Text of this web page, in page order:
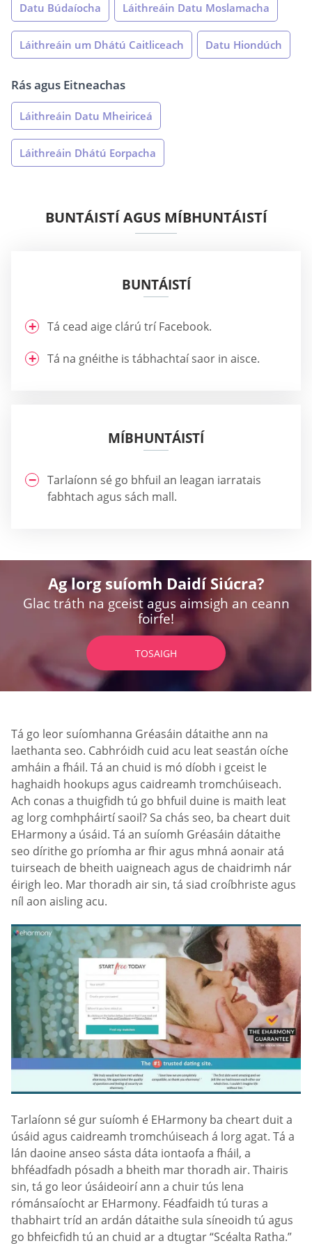
Datu Búdaíocha Láithreáin Datu Moslamacha
Láithreáin um Dhátú Caitliceach Datu Hiondúch
Rás agus Eitneachas
Láithreáin Datu Mheiriceá
Láithreáin Dhátú Eorpacha
BUNTÁISTÍ AGUS MÍBHUNTÁISTÍ
BUNTÁISTÍ
Tá cead aige clárú trí Facebook.
Tá na gnéithe is tábhachtaí saor in aisce.
MÍBHUNTÁISTÍ
Tarlaíonn sé go bhfuil an leagan iarratais
fabhtach agus sách mall.
Ag lorg suíomh Daidí Siúcra?
Glac tráth na gceist agus aimsigh an ceann
foirfe!
TOSAIGH
Tá go leor suíomhanna Gréasáin dátaithe ann na
laethanta seo. Cabhróidh cuid acu leat seastán oíche
amháin a fháil. Tá an chuid is mó díobh i gceist le
haghaidh hookups agus caidreamh tromchúiseach.
Ach conas a thuigfidh tú go bhfuil duine is maith leat
ag lorg comhpháirtí saoil? Sa chás seo, ba cheart duit
EHarmony a úsáid. Tá an suíomh Gréasáin dátaithe
seo dírithe go príomha ar fhir agus mhná aonair atá
tuirseach de bheith uaigneach agus de chaidrimh nár
éirigh leo. Mar thoradh air sin, tá siad croíbhriste agus
níl aon aisling acu.
Tarlaíonn sé gur suíomh é EHarmony ba cheart duit a
úsáid agus caidreamh tromchúiseach á lorg agat. Tá a
lán daoine anseo sásta dáta iontaofa a fháil, a
bhféadfadh pósadh a bheith mar thoradh air. Thairis
sin, tá go leor úsáideoirí ann a chuir tús lena
rómánsaíocht ar EHarmony. Féadfaidh tú turas a
thabhairt tríd an ardán dátaithe sula síneoidh tú agus
go bhfeicfidh tú an chuid ar a dtugtar “Scéalta Ratha.”